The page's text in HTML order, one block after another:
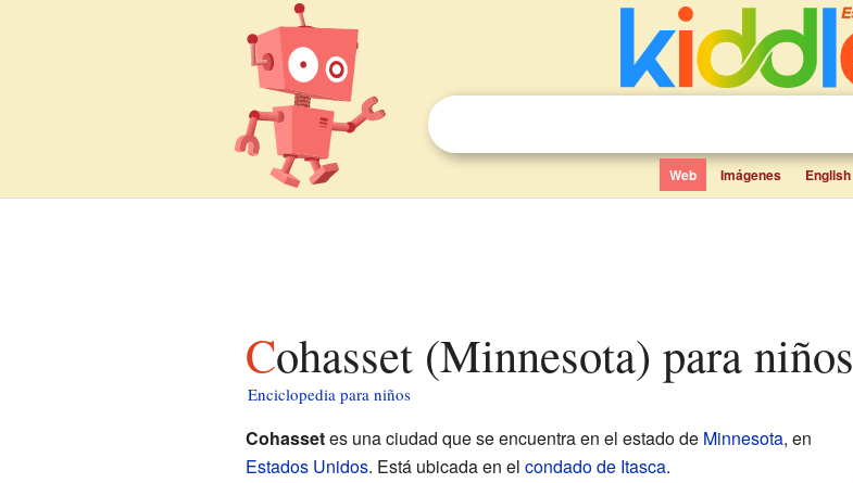
Web Imágenes English
Cohasset (Minnesota) para niños
Enciclopedia para niños
Cohassetes una ciudad que se encuentra en el estado de Minnesota, en
Estados Unidos. Está ubicada en el condado de Itasca.